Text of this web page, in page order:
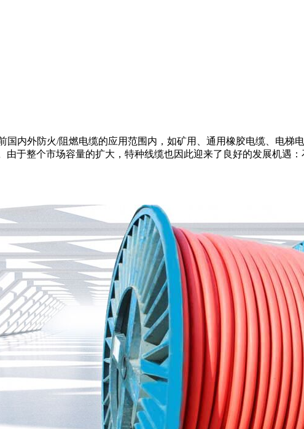
内外防火/阻燃电缆的应用范围内，如矿用、通用橡胶电缆、电
于整个市场容量的扩大，特种线缆也因此迎来了良好的发展机遇